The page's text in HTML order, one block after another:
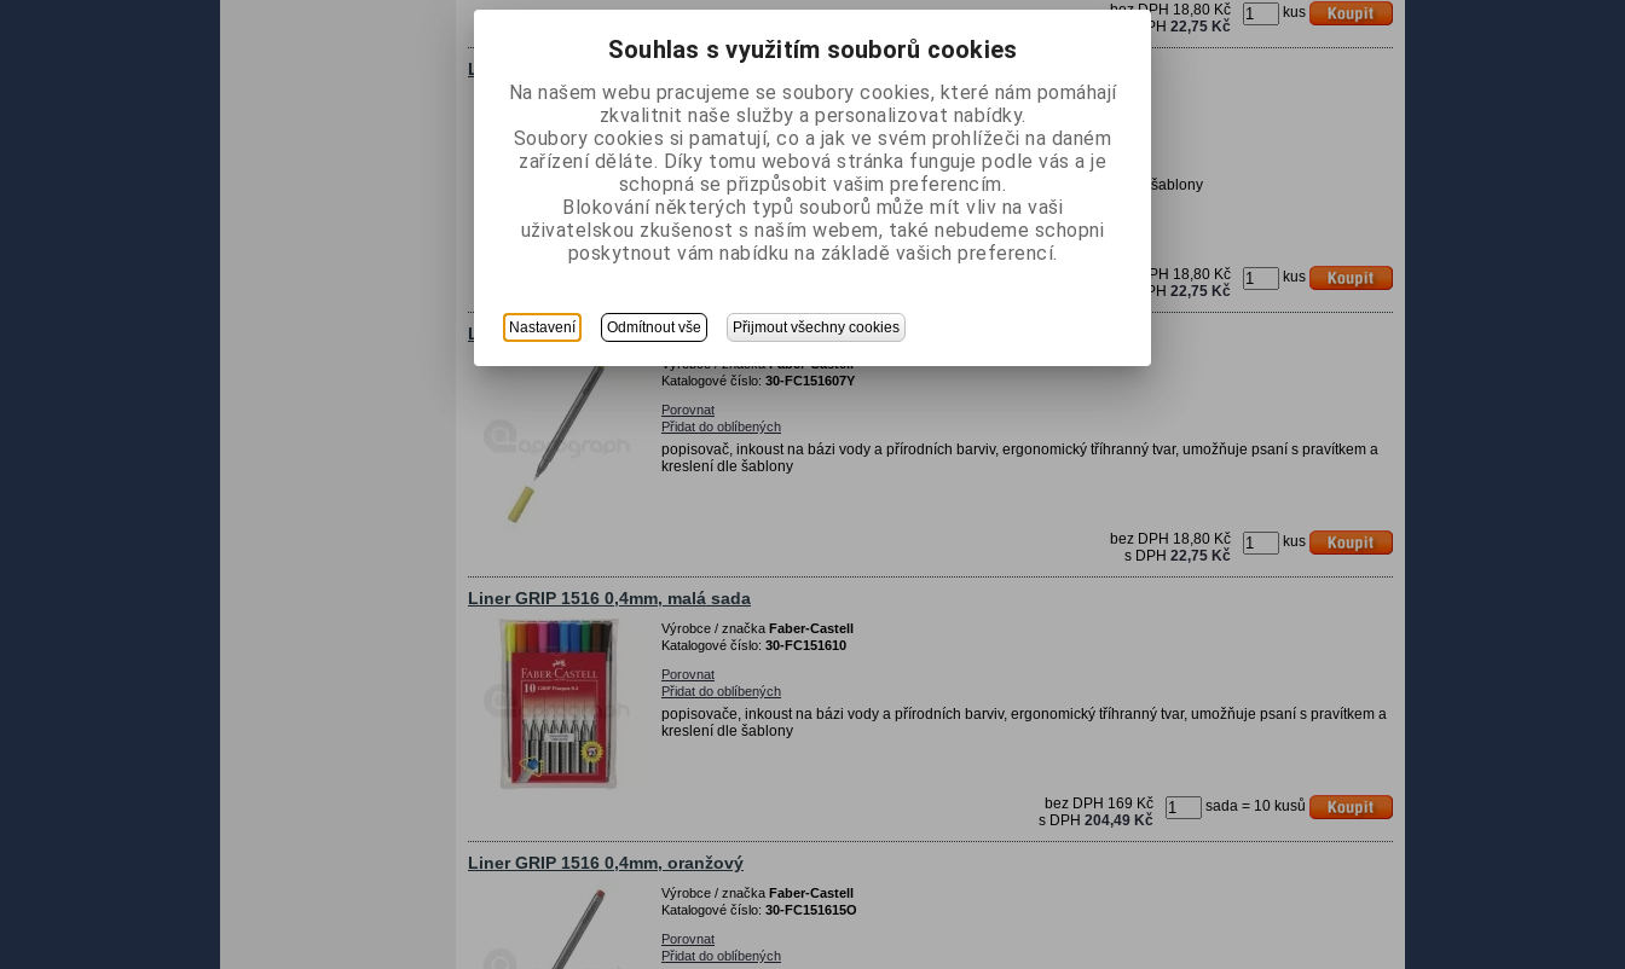
kus
bez DPH 18,80 Kč
s DPH 22,75 Kč
Liner Finepen 1511 0,4mm, červený
Výrobce / značkaFaber-Castell
Katalogové číslo:30-FC151104R
Porovnat
Přidat do oblíbených
popisovač, dokumentní inkoust, umožňuje psaní s pravítkem a kreslení dle šablony
kus
bez DPH 18,80 Kč
s DPH 22,75 Kč
Liner GRIP 1516 0,4mm, žlutý
Výrobce / značkaFaber-Castell
Katalogové číslo: 30-FC151607Y
Porovnat
Přidat do oblíbených
popisovač, inkoust na bázi vody a přírodních barviv, ergonomický tříhranný tvar, umožňuje psaní s pravítkem a
kreslení dle šablony
kus
bez DPH 18,80 Kč
s DPH 22,75 Kč
Liner GRIP 1516 0,4mm, malá sada
Výrobce / značka Faber-Castell
Katalogové číslo: 30-FC151610
Porovnat
Přidat do oblíbených
popisovače, inkoust na bázi vody a přírodních barviv, ergonomický tříhranný tvar, umožňuje psaní s pravítkem a
kreslení dle šablony
sada = 10 kusů
bez DPH 169 Kč
s DPH 204,49 Kč
Liner GRIP 1516 0,4mm, oranžový
Výrobce / značka Faber-Castell
Katalogové číslo: 30-FC151615O
Porovnat
Přidat do oblíbených
Souhlas s využitím souborů cookies
Na našem webu pracujeme se soubory cookies, které nám pomáhají
zkvalitnit naše služby a personalizovat nabídky.
Soubory cookies si pamatují, co a jak ve svém prohlížeči na daném
zařízení děláte. Díky tomu webová stránka funguje podle vás a je
schopná se přizpůsobit vašim preferencím.
Blokování některých typů souborů může mít vliv na vaši
uživatelskou zkušenost s naším webem, také nebudeme schopni
poskytnout vám nabídku na základě vašich preferencí.
Nastavení Odmítnout vše Přijmout všechny cookies